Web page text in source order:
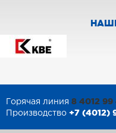
Горячая линия 8 4012 99
Производство +7 (4012)